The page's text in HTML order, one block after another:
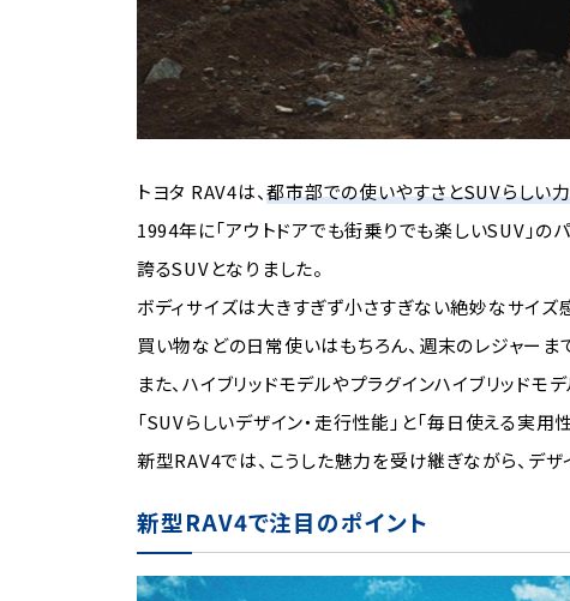
トヨタ RAV4は、都市部での使いやすさとSUVらしい
1994年に「アウトドアでも街乗りでも楽しいSUV」
誇るSUVとなりました。
ボディサイズは大きすぎず小さすぎない絶妙なサイ
買い物などの日常使いはもちろん、週末のレジャー
また、ハイブリッドモデルやプラグインハイブリッド
「SUVらしいデザイン・走行性能」と「毎日使える実
新型RAV4では、こうした魅力を受け継ぎながら、デ
新型RAV4で注目のポイント